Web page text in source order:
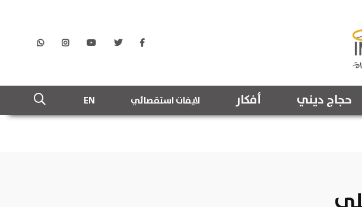
حجاج ديني أفكار لايفات استقصائي EN